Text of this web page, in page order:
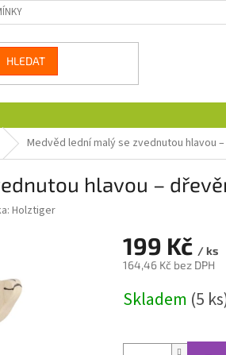
HLEDAT
Medvěd lední malý se zvednutou hlavou
hlavou –
Holztiger
199 Kč / ks
164,46 Kč bez DPH
cena:
Skladem (5